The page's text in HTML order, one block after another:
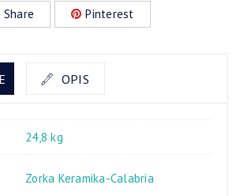
Share Pinterest
OPIS
24,8 kg
Zorka Keramika-Calabria